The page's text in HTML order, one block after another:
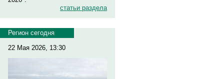
статьи раздела
Регион сегодня
22 Мая 2026, 13:30